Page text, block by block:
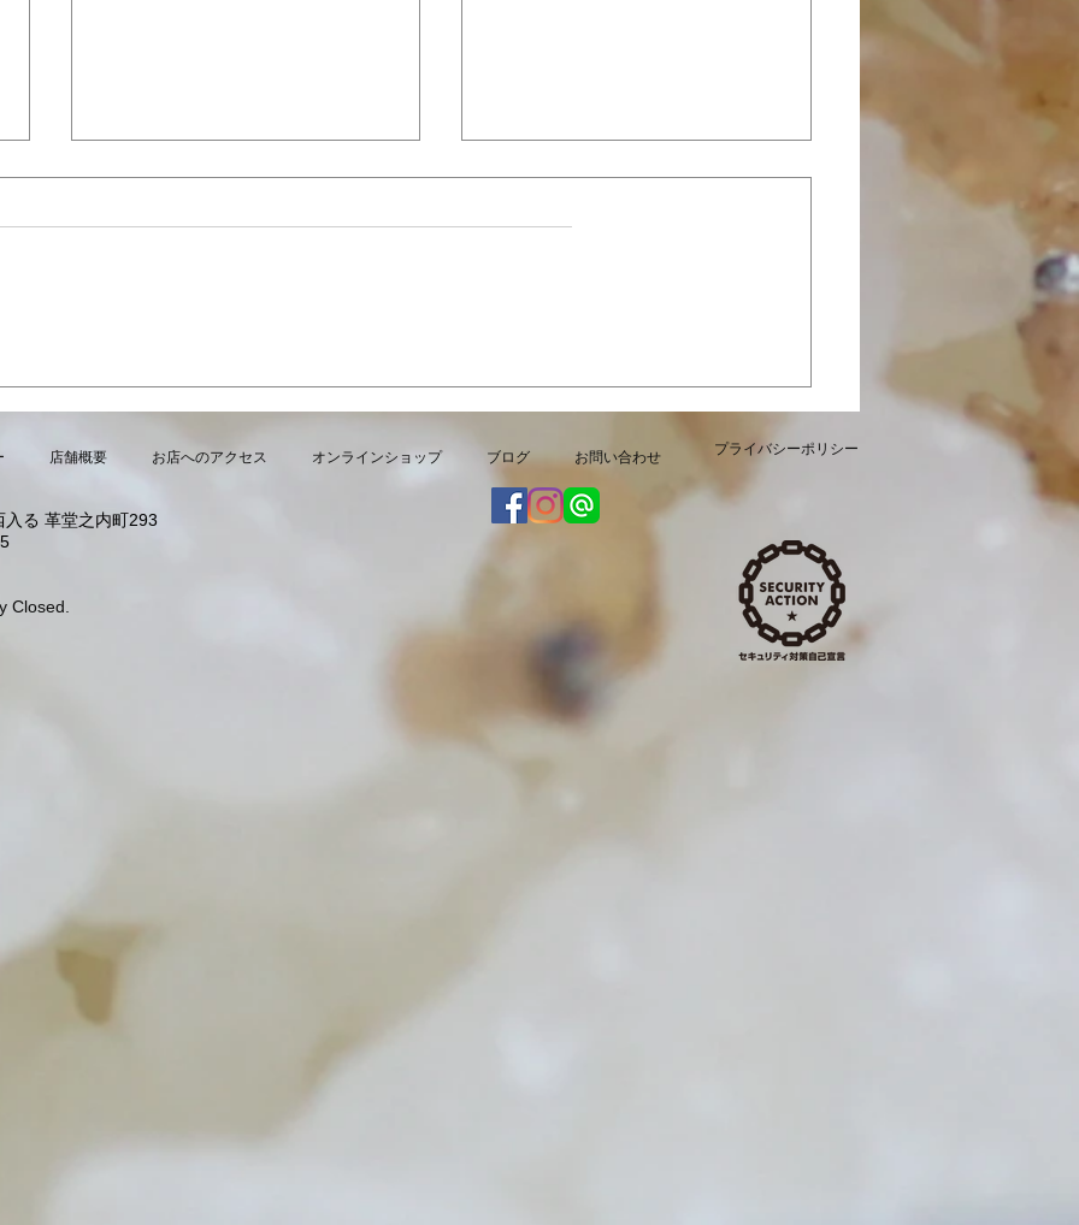
より販売開始いたしました
店舗概要 お店へのアクセス オンラインショップ ブログ お問い合わせ
る 革堂之内町293
Closed.
プライバシーポリシー